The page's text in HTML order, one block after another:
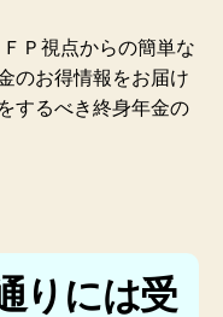
Ｐ視点からの簡単な
のお得情報をお届け
するべき終身年金の
りには受